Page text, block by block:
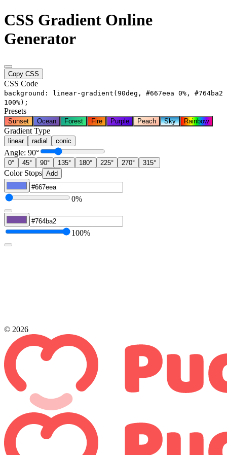
CSS Gradient Online
Generator
Copy CSS
CSS Code
background: linear-gradient(90deg, #667eea 0%, #764ba2
100%);
Presets
Sunset Ocean Forest Fire Purple Peach Sky Rainbow
Gradient Type
linear radial conic
Angle: 90°
0° 45° 90° 135° 180° 225° 270° 315°
Color Stops Add
0%
100%
© 2026